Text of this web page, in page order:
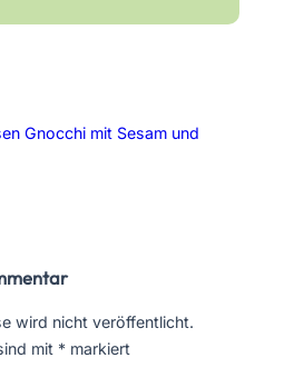
Gnocchi mit Sesam und
wird nicht veröffentlicht.
mit * markiert